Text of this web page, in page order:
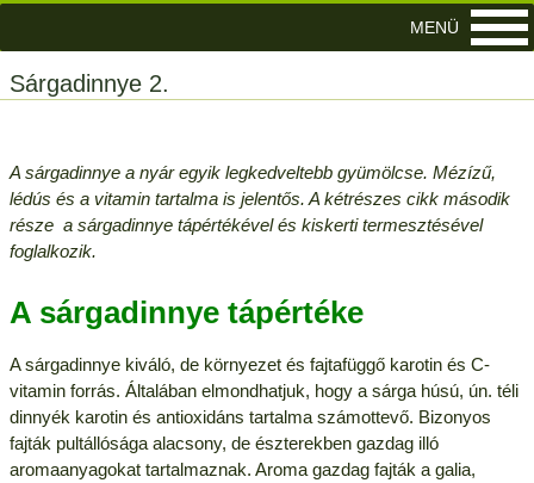
Sárgadinnye 2.
A sárgadinnye a nyár egyik legkedveltebb gyümölcse. Mézízű,
lédús és a vitamin tartalma is jelentős. A kétrészes cikk második
része a sárgadinnye tápértékével és kiskerti termesztésével
foglalkozik.
A sárgadinnye tápértéke
A sárgadinnye kiváló, de környezet és fajtafüggő karotin és C-
vitamin forrás. Általában elmondhatjuk, hogy a sárga húsú, ún. téli
dinnyék karotin és antioxidáns tartalma számottevő. Bizonyos
fajták pultállósága alacsony, de észterekben gazdag illó
aromaanyagokat tartalmaznak. Aroma gazdag fajták a galia,